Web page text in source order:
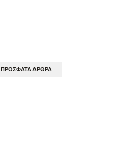
ΠΡΌΣΦΑΤΑ ΆΡΘΡΑ